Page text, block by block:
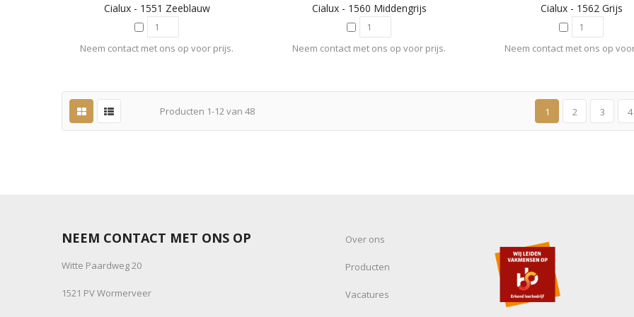
Cialux - 1551 Zeeblauw
Neem contact met ons op voor prijs.
Cialux - 1560 Middengrijs
Neem contact met ons op voor prijs.
Cialux - 1562 Grijs
Neem contact met ons op
Producten 1-12van 48 1 2 3 4
NEEM CONTACT MET ONS OP
Witte Paardweg 20
1521 PV Wormerveer
Over ons
Producten
Vacatures